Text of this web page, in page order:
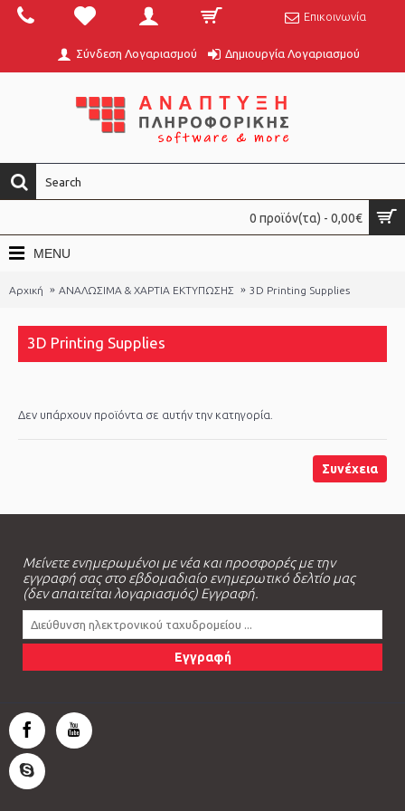
Επικοινωνία
Σύνδεση Λογαριασμού Δημιουργία Λογαριασμού
0 προϊόν(τα) - 0,00€
MENU
Αρχική ΑΝΑΛΩΣΙΜΑ & ΧΑΡΤΙΑ ΕΚΤΥΠΩΣΗΣ 3D Printing Supplies
3D Printing Supplies
Δεν υπάρχουν προϊόντα σε αυτήν την κατηγορία.
Συνέχεια
Μείνετε ενημερωμένοι με νέα και προσφορές με την
εγγραφή σας στο εβδομαδιαίο ενημερωτικό δελτίο μας
(δεν απαιτείται λογαριασμός) Εγγραφή.
Εγγραφή